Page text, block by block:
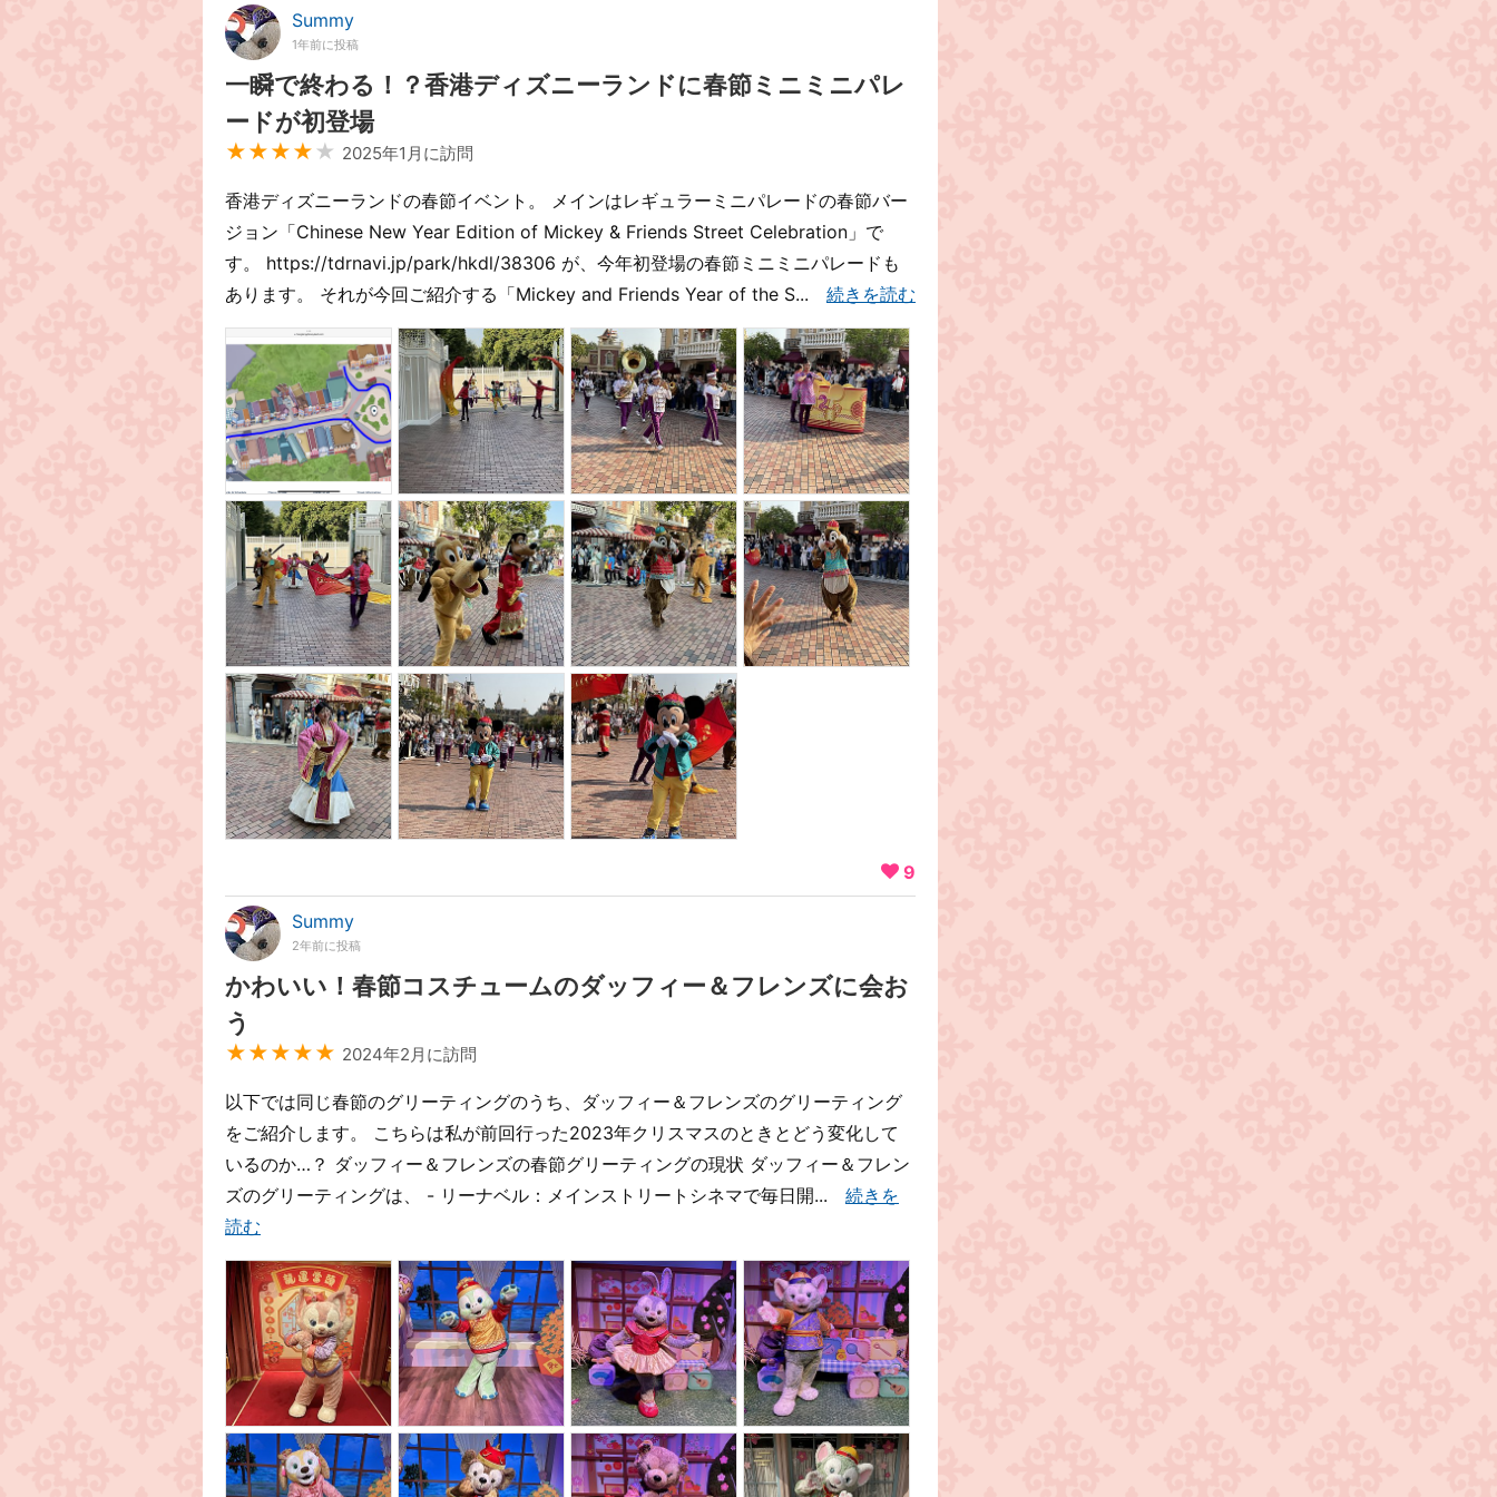
Summy
1年前に投稿
一瞬で終わる！？香港ディズニーランドに春節ミニミニパレ
ードが初登場
★★★★ ★ 2025年1月に訪問
香港ディズニーランドの春節イベント。 メインはレギュラーミニパレードの春節バー
ジョン「Chinese New Year Edition of Mickey & Friends Street Celebration」で
す。 https://tdrnavi.jp/park/hkdl/38306 が、今年初登場の春節ミニミニパレードも
あります。 それが今回ご紹介する「Mickey and Friends Year of the S... 続きを読む
9
Summy
2年前に投稿
かわいい！春節コスチュームのダッフィー＆フレンズに会お
う
★★★★★ 2024年2月に訪問
以下では同じ春節のグリーティングのうち、ダッフィー＆フレンズのグリーティング
をご紹介します。 こちらは私が前回行った2023年クリスマスのときとどう変化して
いるのか…？ ダッフィー＆フレンズの春節グリーティングの現状 ダッフィー＆フレン
ズのグリーティングは、 - リーナベル：メインストリートシネマで毎日開... 続きを
読む